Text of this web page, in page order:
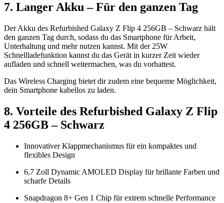
7. Langer Akku – Für den ganzen Tag
Der Akku des Refurbished Galaxy Z Flip 4 256GB – Schwarz hält
den ganzen Tag durch, sodass du das Smartphone für Arbeit,
Unterhaltung und mehr nutzen kannst. Mit der 25W
Schnellladefunktion kannst du das Gerät in kurzer Zeit wieder
aufladen und schnell weitermachen, was du vorhattest.
Das Wireless Charging bietet dir zudem eine bequeme Möglichkeit,
dein Smartphone kabellos zu laden.
8. Vorteile des Refurbished Galaxy Z Flip
4 256GB – Schwarz
Innovativer Klappmechanismus für ein kompaktes und
flexibles Design
6,7 Zoll Dynamic AMOLED Display für brillante Farben und
scharfe Details
Snapdragon 8+ Gen 1 Chip für extrem schnelle Performance